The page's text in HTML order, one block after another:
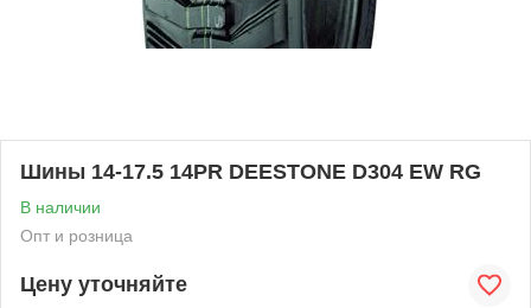
Шины 14-17.5 14PR DEESTONE D304 EW RG
В наличии
Опт и розница
Цену уточняйте